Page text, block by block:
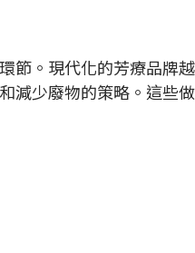
節。現代化的芳療品牌
減少廢物的策略。這些